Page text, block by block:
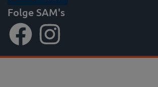
Folge SAM's